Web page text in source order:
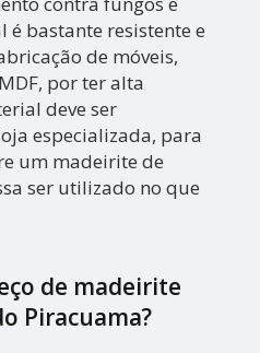
é bastante resistente e
de móveis,
por ter alta
deve ser
especializada, para
um madeirite de
ser utilizado no que
de madeirite
Piracuama?